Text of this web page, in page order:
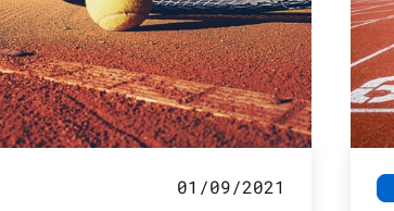
01/09/2021